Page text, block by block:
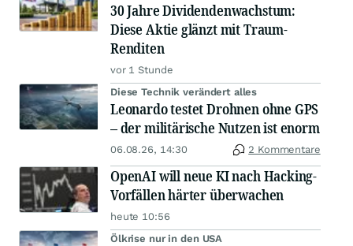
30 Jahre Dividendenwachstum:
Diese Aktie glänzt mit Traum-
Renditen
vor 1 Stunde
Diese Technik verändert alles
Leonardo testet Drohnen ohne GPS
– der militärische Nutzen ist enorm
06.08.26, 14:30 2 Kommentare
OpenAI will neue KI nach Hacking-
Vorfällen härter überwachen
heute 10:56
Ölkrise nur in den USA